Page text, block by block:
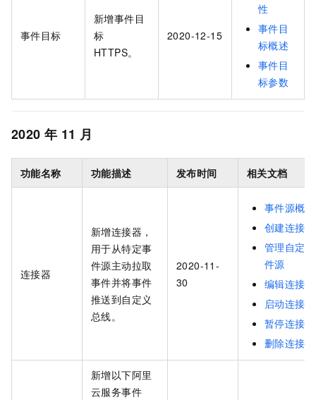
事件目标
新增事件目
标
HTTPS。
2020-12-15
性
事件目
标概述
事件目
标参数
2020 年 11 月
功能名称 功能描述 发布时间 相关文档
连接器
新增连接器，
用于从特定事
件源主动拉取
事件并将事件
推送到自定义
总线。
2020-11-
30
事件源概述
创建连接器
管理自定
件源
编辑连接器
启动连接器
暂停连接器
删除连接器
新增以下阿里
云服务事件